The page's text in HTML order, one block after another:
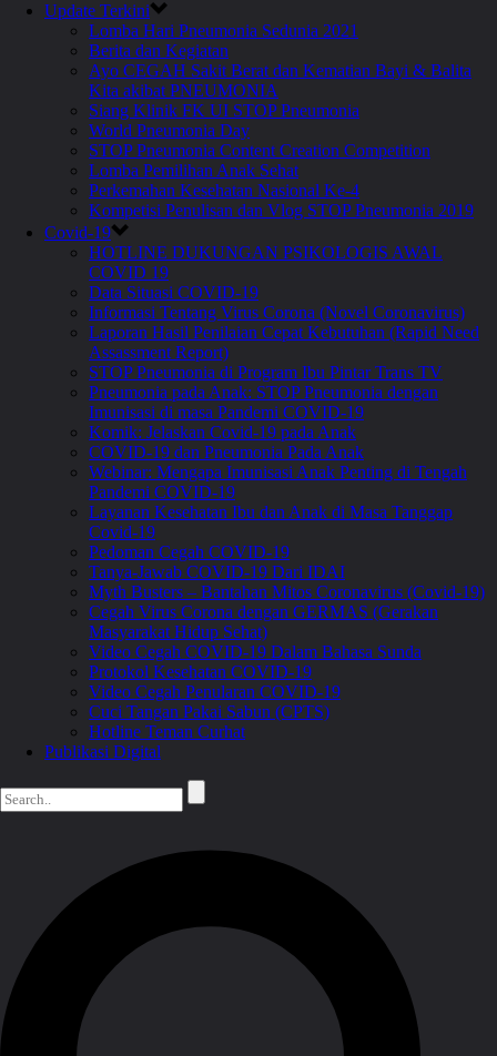
Update Terkini
Lomba Hari Pneumonia Sedunia 2021
Berita dan Kegiatan
Ayo CEGAH Sakit Berat dan Kematian Bayi & Balita
Kita akibat PNEUMONIA
Siang Klinik FK UI STOP Pneumonia
World Pneumonia Day
STOP Pneumonia Content Creation Competition
Lomba Pemilihan Anak Sehat
Perkemahan Kesehatan Nasional Ke-4
Kompetisi Penulisan dan Vlog STOP Pneumonia 2019
Covid-19
HOTLINE DUKUNGAN PSIKOLOGIS AWAL
COVID 19
Data Situasi COVID-19
Informasi Tentang Virus Corona (Novel Coronavirus)
Laporan Hasil Penilaian Cepat Kebutuhan (Rapid Need
Assassment Report)
STOP Pneumonia di Program Ibu Pintar Trans TV
Pneumonia pada Anak: STOP Pneumonia dengan
Imunisasi di masa Pandemi COVID-19
Komik: Jelaskan Covid-19 pada Anak
COVID-19 dan Pneumonia Pada Anak
Webinar: Mengapa Imunisasi Anak Penting di Tengah
Pandemi COVID-19
Layanan Kesehatan Ibu dan Anak di Masa Tanggap
Covid-19
Pedoman Cegah COVID-19
Tanya-Jawab COVID-19 Dari IDAI
Myth Busters – Bantahan Mitos Coronavirus (Covid-19)
Cegah Virus Corona dengan GERMAS (Gerakan
Masyarakat Hidup Sehat)
Video Cegah COVID-19 Dalam Bahasa Sunda
Protokol Kesehatan COVID-19
Video Cegah Penularan COVID-19
Cuci Tangan Pakai Sabun (CPTS)
Hotline Teman Curhat
Publikasi Digital